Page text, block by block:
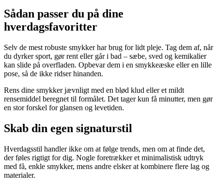
Sådan passer du på dine
hverdagsfavoritter
Selv de mest robuste smykker har brug for lidt pleje. Tag dem af, når
du dyrker sport, gør rent eller går i bad – sæbe, sved og kemikalier
kan slide på overfladen. Opbevar dem i en smykkeæske eller en lille
pose, så de ikke ridser hinanden.
Rens dine smykker jævnligt med en blød klud eller et mildt
rensemiddel beregnet til formålet. Det tager kun få minutter, men gør
en stor forskel for glansen og levetiden.
Skab din egen signaturstil
Hverdagsstil handler ikke om at følge trends, men om at finde det,
der føles rigtigt for dig. Nogle foretrækker et minimalistisk udtryk
med få, enkle smykker, mens andre elsker at kombinere flere lag og
materialer.